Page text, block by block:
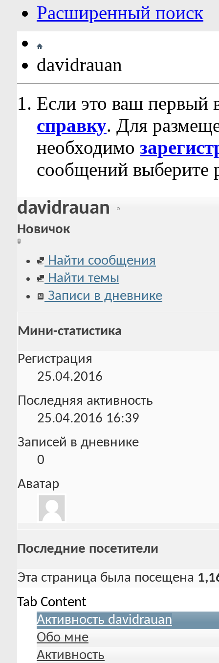
Расширенный поиск
davidrauan
Если это ваш первый
справку. Для
необходимо
сообщений выберите
davidrauan
Новичок
Найти сообщения
Найти темы
Записи в дневнике
Мини-статистика
Регистрация
25.04.2016
Последняя активность
25.04.2016 16:39
Записей в дневнике
0
Аватар
Последние посетители
Эта страница была посещена
Tab Content
Активность davidrauan
Обо мне
Активность